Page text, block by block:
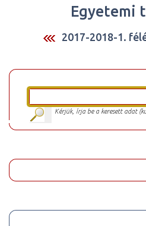
Egyetemi
2017-2018-1.
Kérjük, írja be a keresett adat